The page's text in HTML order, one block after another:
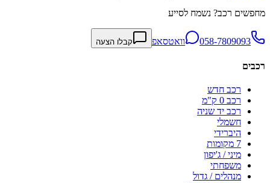
מחפשים רכב? נשמח לסייע
058-7809093 וואטסאפ קבלו הצעה
רכבים
רכב חדש
רכב 0 ק"מ
רכב יד שניה
חשמלי
היברידי
7 מקומות
מיני / ג'יפון
משפחתי
מנהלים / גדול